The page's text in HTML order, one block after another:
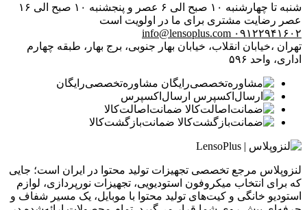
شنبه تا چهارشنبه ۱۰ صبح الی ۶ عصر و پنجشنبه ۱۰ صبح الی ۱۶
عصر رضایت مشتری برای ما در اولویت است
۰۹۱۲۲۹۴۱۶۰۲ info@lensoplus.com
تهران ،خیابان انقلاب، خیابان بهار جنوبی، برج بهار، طبقه چهارم
اداری، واحد ۵۹۶
مشاوره‌تخصصی‌رایگان
ارسال‌اکسپرس
ضمانت‌اصالت‌کالا
ضمانت‌بازگشت‌کالا
لنزوپلاس مرجع تخصصی تجهیزات تولید محتوا در ایران است؛ جایی
که برای انتخاب میکروفون استودیویی، تجهیزات نورپردازی، لوازم
استودیو خانگی و کیت‌های تولید محتوا با موبایل، یک مسیر شفاف و